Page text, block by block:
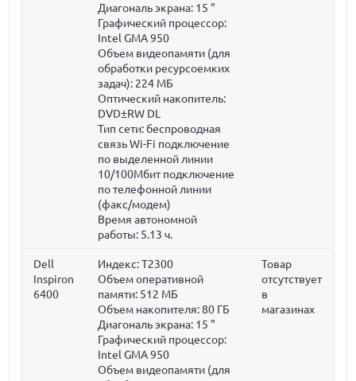
Диагональ экрана: 15 "
Графический процессор:
Intel GMA 950
Объем видеопамяти (для
обработки ресурсоемких
задач): 224 МБ
Оптический накопитель:
DVD±RW DL
Тип сети: беспроводная
связь Wi-Fi подключение
по выделенной линии
10/100Мбит подключение
по телефонной линии
(факс/модем)
Время автономной
работы: 5.13 ч.
Dell
Inspiron
6400
Индекс: T2300
Объем оперативной
памяти: 512 МБ
Объем накопителя:80 ГБ
Диагональ экрана: 15 "
Графический процессор:
Intel GMA 950
Объем видеопамяти (для
Товар
отсутствует
в
магазинах